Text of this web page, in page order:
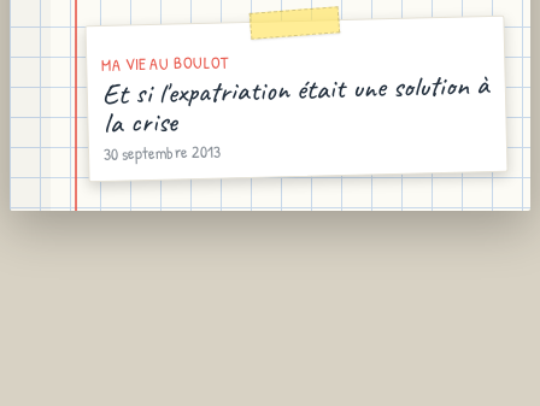
MA VIE AU BOULOT
Et si l'expatriation était une solution à
la crise
30 septembre 2013